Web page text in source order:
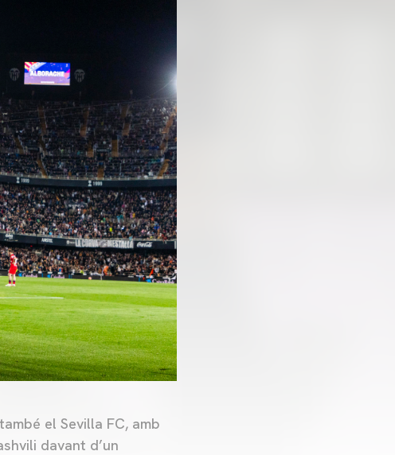
el Sevilla FC, amb
davant d’un